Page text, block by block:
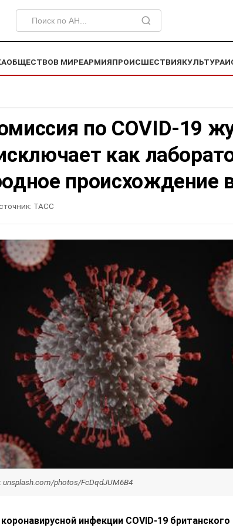
ОБЩЕСТВОВ МИРЕАРМИЯПРОИСШЕСТВИЯКУЛЬТУРА
по COVID-19
как
происхождение
ТАСС
unsplash.com/photos/FcDqdJUM6B4
инфекции COVID-19